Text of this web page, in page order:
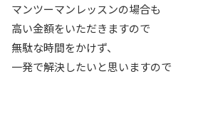
マンツーマンレッスンの場合も
高い金額をいただきますので
無駄な時間をかけず、
一発で解決したいと思いますので